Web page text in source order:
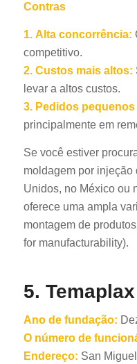
Contras
1. Alta concorrência:
competitivo.
2. Custos mais altos:
levar a altos custos.
3. Pedidos
principalmente em
Se você estiver
moldagem por
Unidos, no México ou
oferece uma ampla
montagem de
for manufacturability).
5.
Ano de fundação:
O número de
Endereço: San